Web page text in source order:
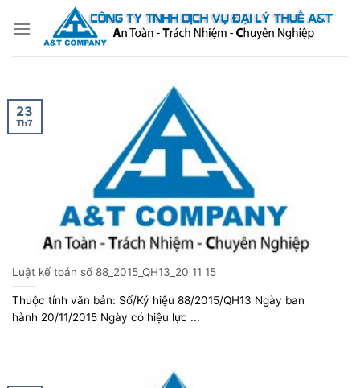
qua
Luật kế toán số 88_2015_QH13_20 11 15
Thuộc tính văn bản: Số/Ký hiệu 88/2015/QH13 Ngày ban
hành 20/11/2015 Ngày có hiệu lực ...
23
Th7